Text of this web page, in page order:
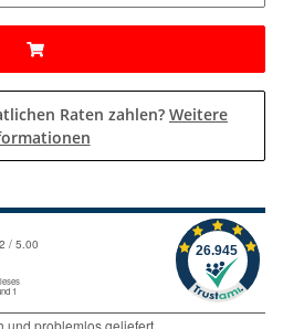
Raten zahlen? Weitere